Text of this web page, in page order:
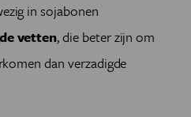
in sojabonen
vetten, die beter zijn om
dan verzadigde